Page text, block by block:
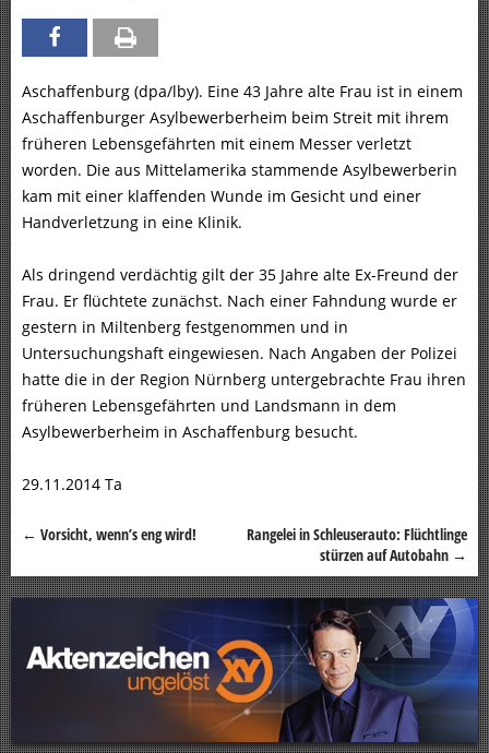
Aschaffenburg (dpa/lby). Eine 43 Jahre alte Frau ist in einem
Aschaffenburger Asylbewerberheim beim Streit mit ihrem
früheren Lebensgefährten mit einem Messer verletzt
worden. Die aus Mittelamerika stammende Asylbewerberin
kam mit einer klaffenden Wunde im Gesicht und einer
Handverletzung in eine Klinik.
Als dringend verdächtig gilt der 35 Jahre alte Ex-Freund der
Frau. Er flüchtete zunächst. Nach einer Fahndung wurde er
gestern in Miltenberg festgenommen und in
Untersuchungshaft eingewiesen. Nach Angaben der Polizei
hatte die in der Region Nürnberg untergebrachte Frau ihren
früheren Lebensgefährten und Landsmann in dem
Asylbewerberheim in Aschaffenburg besucht.
29.11.2014 Ta
Beitragsnavigation
← Vorsicht, wenn’s eng wird!
Rangelei in Schleuserauto: Flüchtlinge
stürzen auf Autobahn →